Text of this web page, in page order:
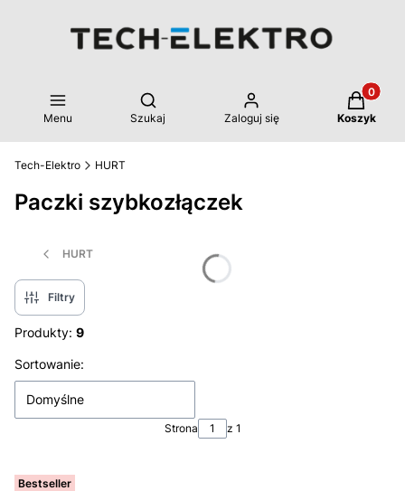
Menu
Otwórz wyszukiwarkę
Szukaj Zaloguj się Koszyk
Tech-Elektro HURT
Paczki szybkozłączek
HURT
Filtry
Produkty: 9
Lista produktów
Sortowanie:
Domyślne
Strona z 1
Bestseller